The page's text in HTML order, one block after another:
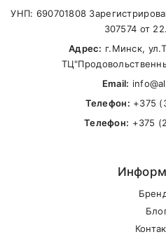
УНП: 690701808
307574 от
Адрес: г.Минск,
Email:
Телефон: +375
Телефон: +375